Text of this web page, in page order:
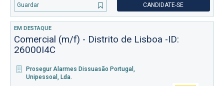
Nações está a reforçar a sua equipa com consultores orientados
pa
Guardar CANDIDATE-SE
EM DESTAQUE
Comercial (m/f) - Distrito de Lisboa -ID:
26000I4C
Prosegur Alarmes Dissuasão Portugal,
Unipessoal, Lda.